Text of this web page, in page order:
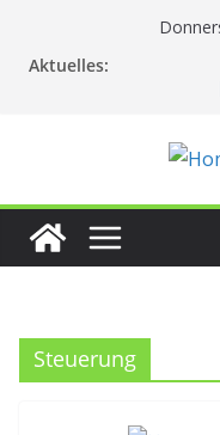
Aktuelles:
Steuerung